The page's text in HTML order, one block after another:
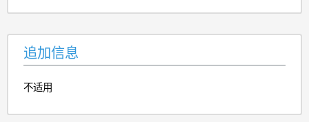
追加信息
不适用